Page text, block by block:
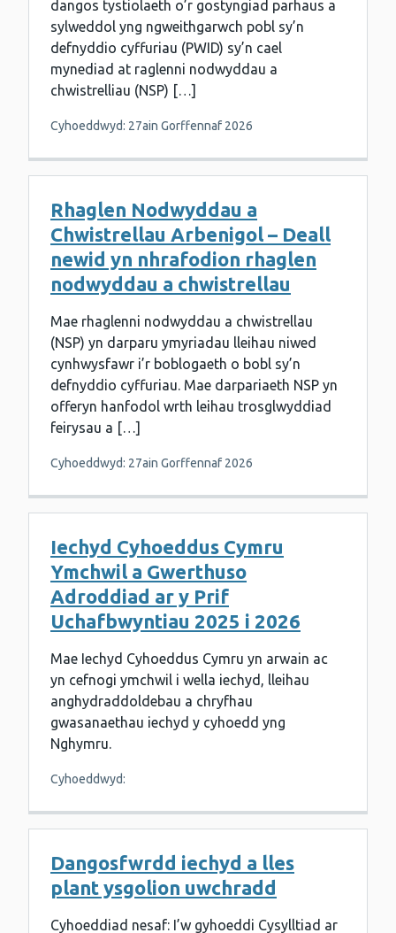
dangos tystiolaeth o’r gostyngiad parhaus a
sylweddol yng ngweithgarwch pobl sy’n
defnyddio cyffuriau (PWID) sy’n cael
mynediad at raglenni nodwyddau a
chwistrelliau (NSP) […]
Cyhoeddwyd: 27ain Gorffennaf 2026
Rhaglen Nodwyddau a
Chwistrellau Arbenigol – Deall
newid yn nhrafodion rhaglen
nodwyddau a chwistrellau
Mae rhaglenni nodwyddau a chwistrellau
(NSP) yn darparu ymyriadau lleihau niwed
cynhwysfawr i’r boblogaeth o bobl sy’n
defnyddio cyffuriau. Mae darpariaeth NSP yn
offeryn hanfodol wrth leihau trosglwyddiad
feirysau a […]
Cyhoeddwyd: 27ain Gorffennaf 2026
Iechyd Cyhoeddus Cymru
Ymchwil a Gwerthuso
Adroddiad ar y Prif
Uchafbwyntiau 2025 i 2026
Mae Iechyd Cyhoeddus Cymru yn arwain ac
yn cefnogi ymchwil i wella iechyd, lleihau
anghydraddoldebau a chryfhau
gwasanaethau iechyd y cyhoedd yng
Nghymru.
Cyhoeddwyd:
Dangosfwrdd iechyd a lles
plant ysgolion uwchradd
Cyhoeddiad nesaf: I’w gyhoeddi Cysylltiad ar